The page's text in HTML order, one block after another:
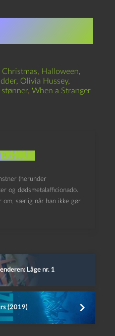
Christmas, Halloween,
, Olivia Hussey,
stønner, When a Stranger
(herunder
og dødsmetalafficionado.
om, særlig når han ikke gør
Låge nr. 1
(2019)